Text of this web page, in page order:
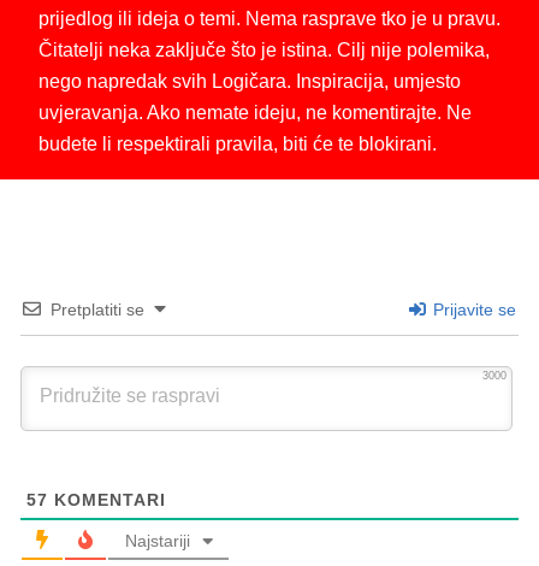
prijedlog ili ideja o temi. Nema rasprave tko je u pravu.
Čitatelji neka zaključe što je istina. Cilj nije polemika,
nego napredak svih Logičara. Inspiracija, umjesto
uvjeravanja. Ako nemate ideju, ne komentirajte. Ne
budete li respektirali pravila, biti će te blokirani.
Pretplatiti se Prijavite se
3000
57 KOMENTARI
Najstariji